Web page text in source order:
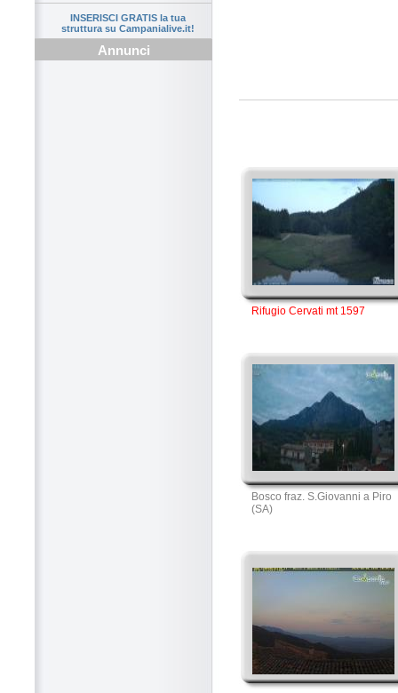
INSERISCI GRATIS la tua
struttura su Campanialive.it!
Annunci
Rifugio Cervati mt 1597
Bosco fraz. S.Giovanni a Piro
(SA)